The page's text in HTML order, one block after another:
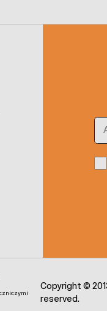
Copyright ©
reserved.